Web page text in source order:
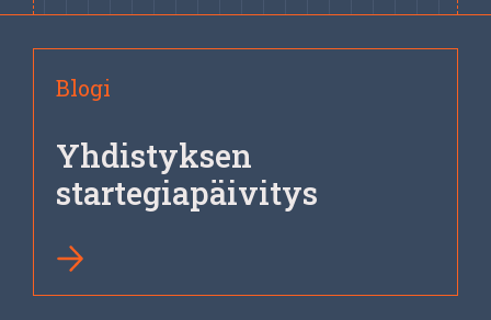
Blogi
Yhdistyksen
startegiapäivitys